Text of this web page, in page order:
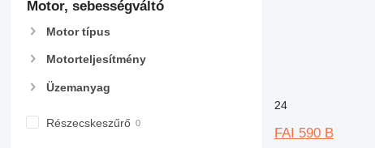
Motor, sebességváltó
Motor típus
Motorteljesítmény
Üzemanyag
Részecskeszűrő
24
FAI 590 B